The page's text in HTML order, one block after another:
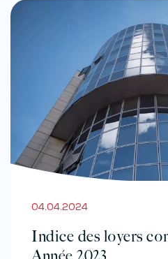
04.04.2024
Indice des loyers